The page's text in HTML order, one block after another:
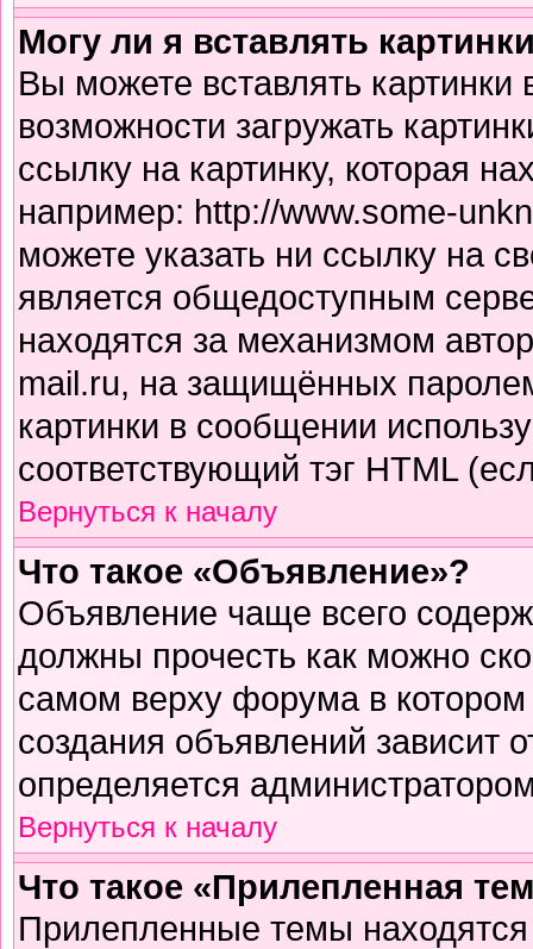
Могу ли я вставлять
Вы можете вставлять
возможности загружать
ссылку на картинку, которая
например: http://www.some-
можете указать ни ссылку на
является общедоступным
находятся за механизмом
mail.ru, на защищённых
картинки в сообщении
соответствующий тэг HTML
Вернуться к началу
Что такое «Объявление»?
Объявление чаще всего
должны прочесть как можно
самом верху форума в
создания объявлений зависит
определяется
Вернуться к началу
Что такое «Прилепленная
Прилепленные темы